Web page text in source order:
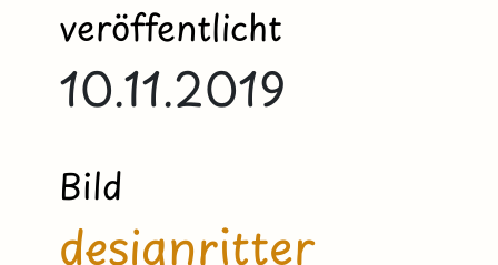
veröffentlicht
10.11.2019
Bild
designritter